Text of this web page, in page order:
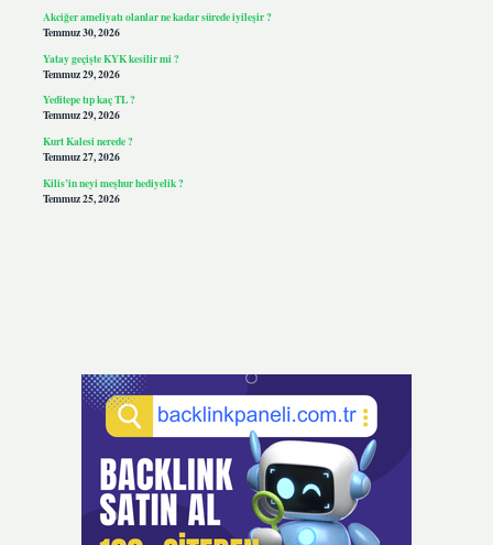
Akciğer ameliyatı olanlar ne kadar sürede iyileşir ?
Temmuz 30, 2026
Yatay geçişte KYK kesilir mi ?
Temmuz 29, 2026
Yeditepe tıp kaç TL ?
Temmuz 29, 2026
Kurt Kalesi nerede ?
Temmuz 27, 2026
Kilis’in neyi meşhur hediyelik ?
Temmuz 25, 2026